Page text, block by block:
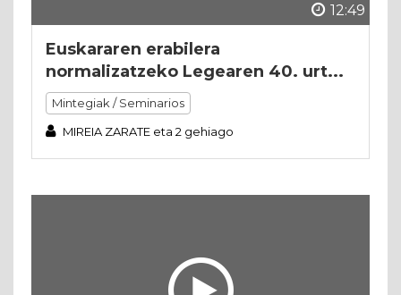
12:49
Euskararen erabilera
normalizatzeko Legearen 40. urt...
Mintegiak / Seminarios
MIREIA ZARATE eta 2 gehiago